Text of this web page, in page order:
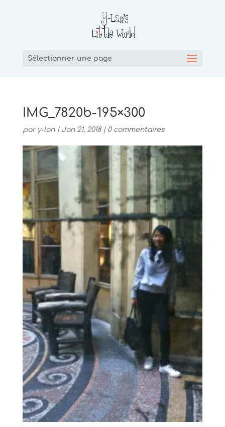
Sélectionner une page
IMG_7820b-195×300
par y-lan| Jan 21, 2018| 0 commentaires